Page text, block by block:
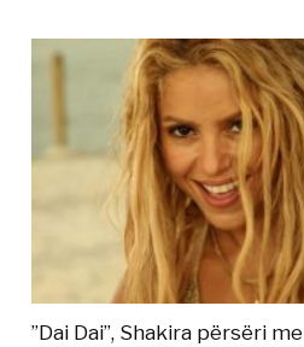
”Dai Dai”, Shakira përsëri